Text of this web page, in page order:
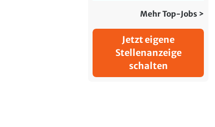
Mehr Top-Jobs >
Jetzt eigene
Stellenanzeige
schalten